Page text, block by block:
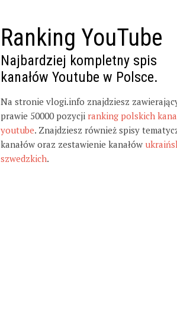
Ranking YouTube
Najbardziej kompletny spis
kanałów Youtube w Polsce.
Na stronie vlogi.info znajdziesz
prawie 50000 pozycji ranking polskich
youtube. Znajdziesz również spisy
kanałów oraz zestawienie kanałów
szwedzkich.